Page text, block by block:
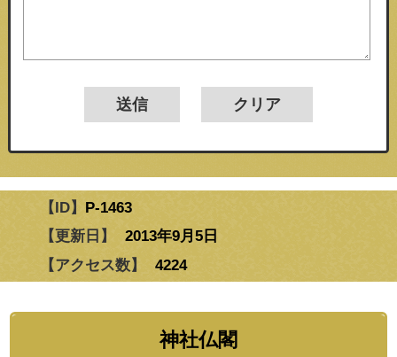
【ID】 P-1463
【更新日】
2013年9月5日
【アクセス数】
4224
神社仏閣